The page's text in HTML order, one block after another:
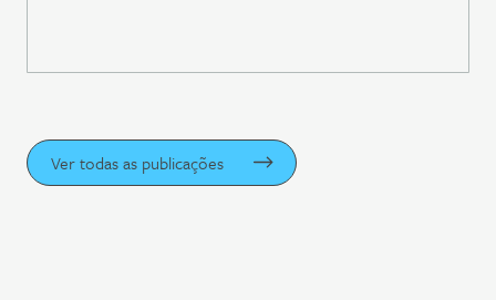
Ver todas as publicações